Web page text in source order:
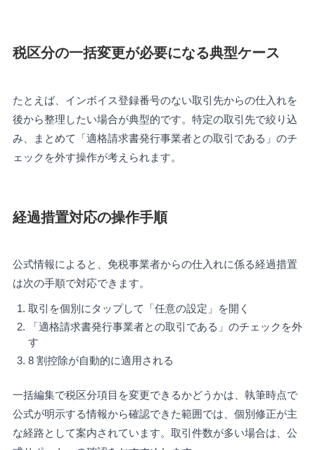
税区分の一括変更が必要になる典型ケース
たとえば、インボイス登録番号のない取引先からの仕入れを
後から整理したい場合が典型的です。特定の取引先で絞り込
み、まとめて「適格請求書発行事業者との取引である」のチ
ェックを外す操作が考えられます。
経過措置対応の操作手順
公式情報によると、免税事業者からの仕入れに係る経過措置
は次の手順で対応できます。
取引を個別にタップして「任意の設定」を開く
「適格請求書発行事業者との取引である」のチェックを外
す
8 割控除が自動的に適用される
一括編集で税区分項目を変更できるかどうかは、執筆時点で
公式が明示する情報から確認できた範囲では、個別修正が主
な経路として案内されています。取引件数が多い場合は、公